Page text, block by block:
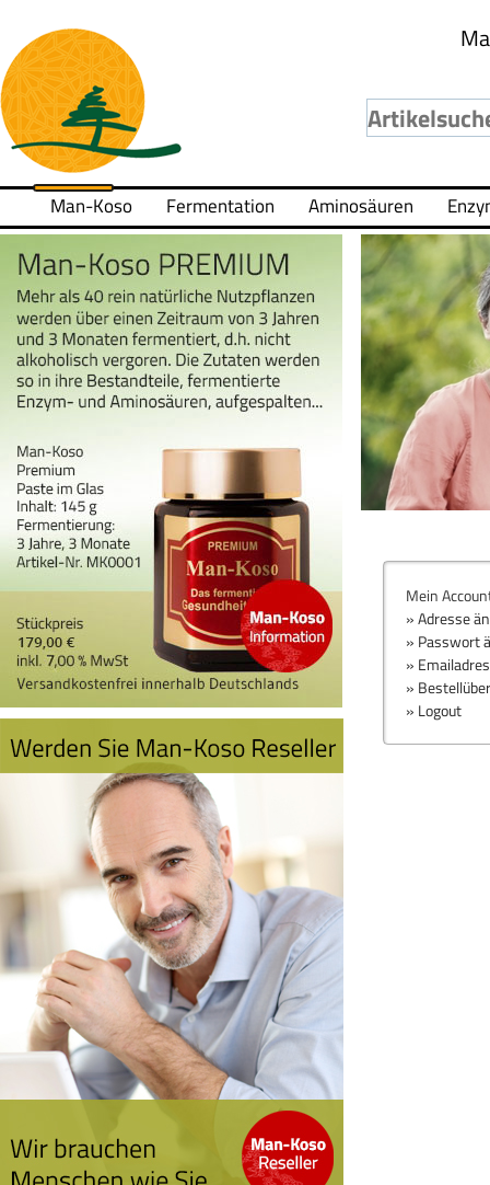
Man-Koso Fermentation Aminosäuren
Mein
» Adresse
» Passwort
»
»
» Logout